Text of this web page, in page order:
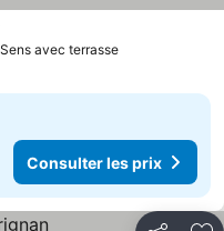
avec terrasse
Consulter les prix